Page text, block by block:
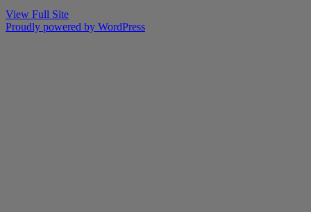
View Full Site
Proudly powered by WordPress